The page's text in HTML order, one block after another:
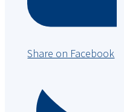
Share on Facebook